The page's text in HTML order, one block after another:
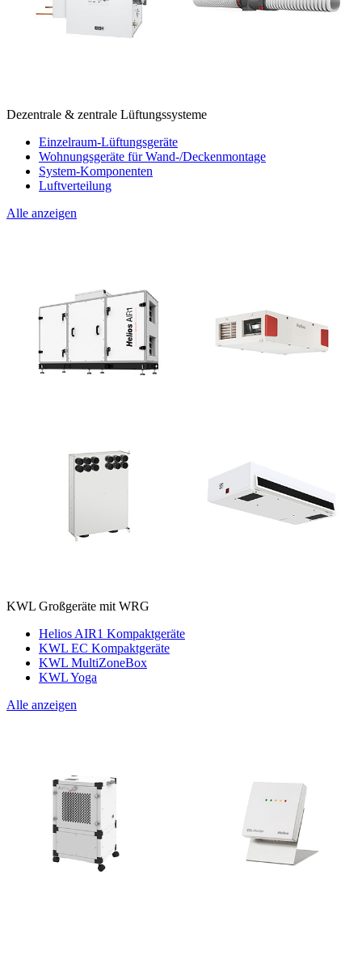
Dezentrale & zentrale Lüftungssysteme
Einzelraum-Lüftungsgeräte
Wohnungsgeräte für Wand-/Deckenmontage
System-Komponenten
Luftverteilung
Alle anzeigen
KWL Großgeräte mit WRG
Helios AIR1 Kompaktgeräte
KWL EC Kompaktgeräte
KWL MultiZoneBox
KWL Yoga
Alle anzeigen